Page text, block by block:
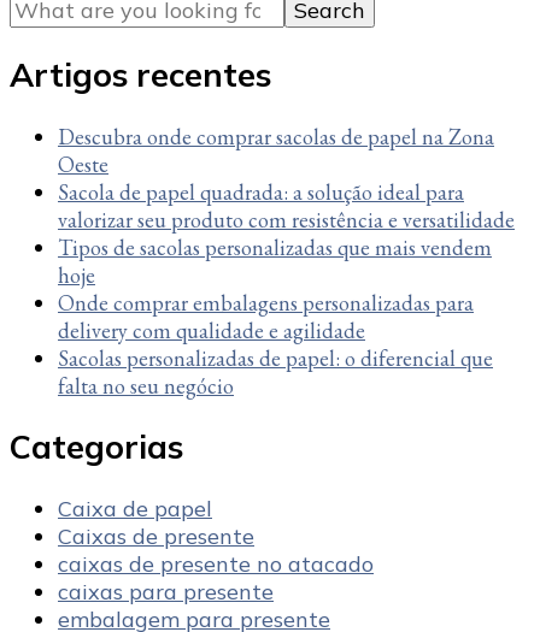
Something?
Artigos recentes
Descubra onde comprar sacolas de papel na Zona
Oeste
Sacola de papel quadrada: a solução ideal para
valorizar seu produto com resistência e versatilidade
Tipos de sacolas personalizadas que mais vendem
hoje
Onde comprar embalagens personalizadas para
delivery com qualidade e agilidade
Sacolas personalizadas de papel: o diferencial que
falta no seu negócio
Categorias
Caixa de papel
Caixas de presente
caixas de presente no atacado
caixas para presente
embalagem para presente